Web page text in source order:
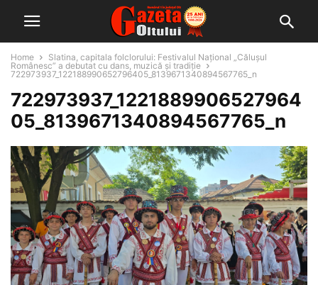
Home
Slatina, capitala folclorului: Festivalul Național „Călușul
Românesc” a debutat cu dans, muzică și tradiție
722973937_122188990652796405_8139671340894567765_n
722973937_1221889906527964
05_8139671340894567765_n